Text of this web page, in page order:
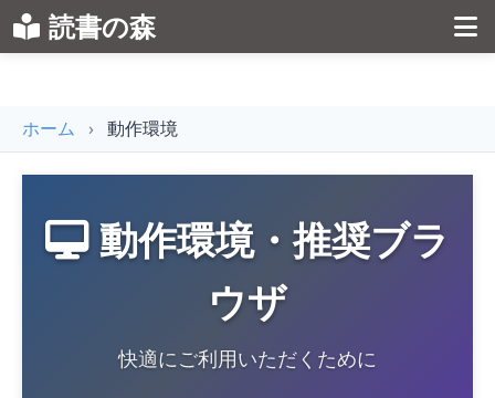
読書の森
ホーム › 動作環境
動作環境・推奨ブラ
ウザ
快適にご利用いただくために